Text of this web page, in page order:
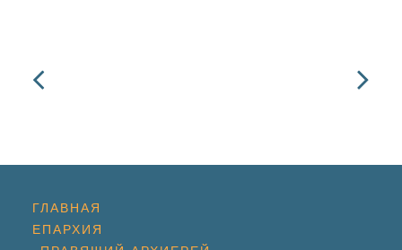
ГЛАВНАЯ
ЕПАРХИЯ